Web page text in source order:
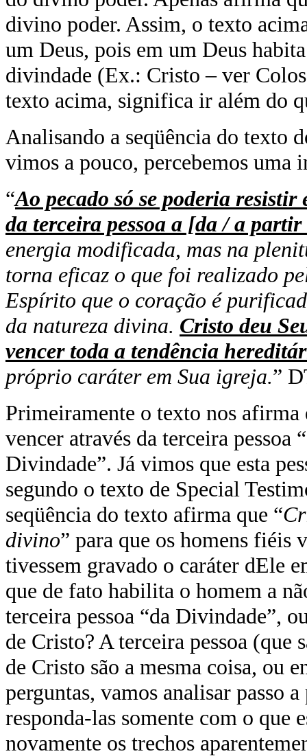
divino poder. Assim, o texto
um Deus, pois em um Deus
divindade (Ex.: Cristo – ver
texto acima, significa ir além do
Analisando a seqüência do texto
vimos a pouco, percebemos uma
“Ao pecado só se poderia
da terceira pessoa a [da / a
energia modificada, mas na
torna eficaz o que foi realizado
Espírito que o coração é
da natureza divina. Cristo deu
vencer toda a tendência
próprio caráter em Sua igreja.”
Primeiramente o texto nos afirma
vencer através da terceira pessoa
Divindade”. Já vimos que esta
segundo o texto de Special
seqüência do texto afirma que “
divino” para que os homens fiéis
tivessem gravado o caráter dEle
que de fato habilita o homem a
terceira pessoa “da Divindade”,
de Cristo? A terceira pessoa
de Cristo são a mesma coisa, ou
perguntas, vamos analisar passo
responda-las somente com o que
novamente os trechos